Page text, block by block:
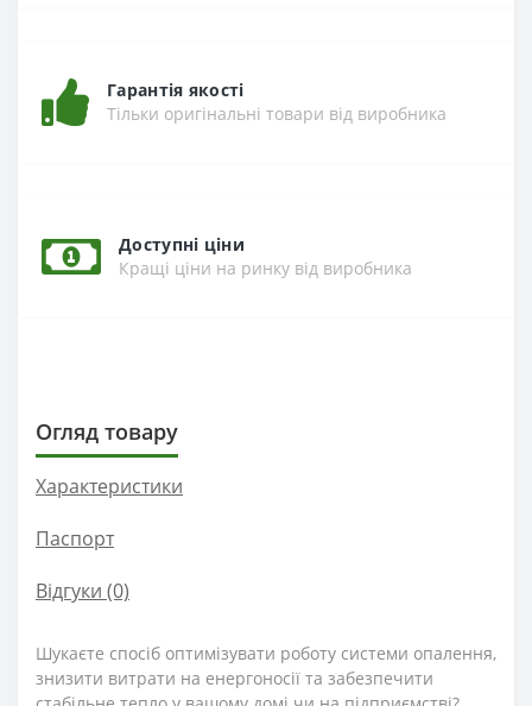
Гарантія якості
Тільки оригінальні товари від виробника
Доступні ціни
Кращі ціни на ринку від виробника
Огляд товару
Характеристики
Паспорт
Відгуки (0)
Шукаєте спосіб оптимізувати роботу системи опалення,
знизити витрати на енергоносії та забезпечити